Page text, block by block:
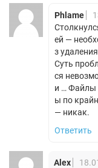
Phlame
ей —
з
Суть
ся
и … Файлы
ы по
— никак.
Ответить
Alex